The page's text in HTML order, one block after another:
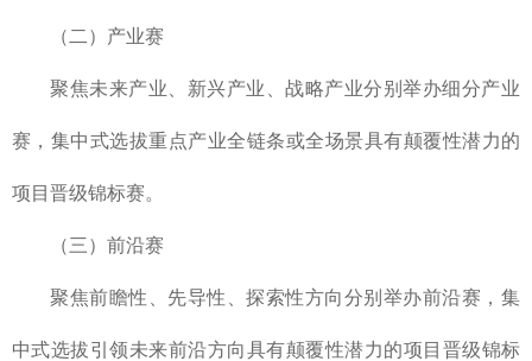
（二）产业赛
聚焦未来产业、新兴产业、战略产业分别举办细分产业
赛，集中式选拔重点产业全链条或全场景具有颠覆性潜力的
项目晋级锦标赛。
（三）前沿赛
聚焦前瞻性、先导性、探索性方向分别举办前沿赛，集
中式选拔引领未来前沿方向具有颠覆性潜力的项目晋级锦标